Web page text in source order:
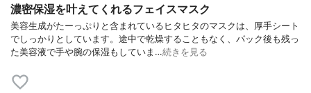
濃密保湿を叶えてくれるフェイスマスク
美容生成がたーっぷりと含まれているヒタヒタのマスクは、厚手シート
でしっかりとしています。途中で乾燥することもなく、パック後も残っ
た美容液で手や腕の保湿もしていま…続きを見る